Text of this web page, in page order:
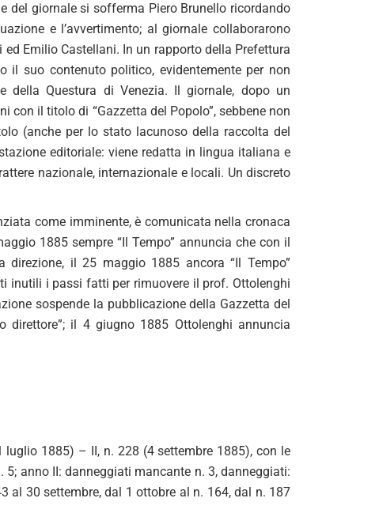
del giornale si sofferma Piero Brunello ricordando
e l’avvertimento; al giornale collaborarono
Emilio Castellani. In un rapporto della Prefettura
il suo contenuto politico, evidentemente per non
della Questura di Venezia. Il giornale, dopo un
il titolo di “Gazzetta del Popolo”, sebbene non
(anche per lo stato lacunoso della raccolta del
editoriale: viene redatta in lingua italiana e
nazionale, internazionale e locali. Un discreto
come imminente, è comunicata nella cronaca
1885 sempre “Il Tempo” annuncia che con il
direzione, il 25 maggio 1885 ancora “Il Tempo”
inutili i passi fatti per rimuovere il prof. Ottolenghi
sospende la pubblicazione della Gazzetta del
direttore”; il 4 giugno 1885 Ottolenghi annuncia
luglio 1885) – II, n. 228 (4 settembre 1885), con le
anno II: danneggiati mancante n. 3, danneggiati:
al 30 settembre, dal 1 ottobre al n. 164, dal n. 187